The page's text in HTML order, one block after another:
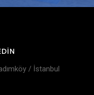
/ İstanbul